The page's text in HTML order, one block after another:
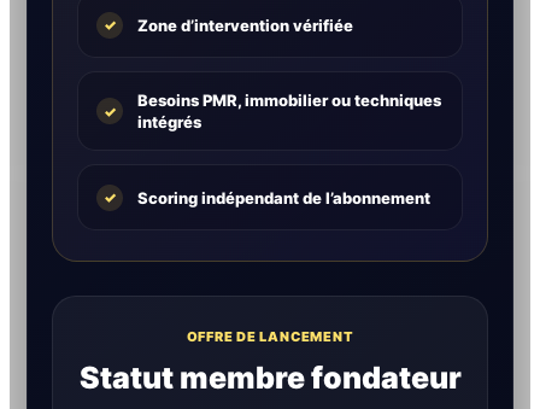
✓ Zone d’intervention vérifiée
✓
Besoins PMR, immobilier ou techniques
intégrés
✓ Scoring indépendant de l’abonnement
OFFRE DE LANCEMENT
Statut membre fondateur